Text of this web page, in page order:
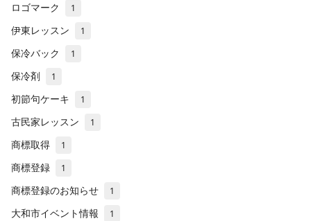
ロゴマーク 1
伊東レッスン 1
保冷バック 1
保冷剤 1
初節句ケーキ 1
古民家レッスン 1
商標取得 1
商標登録 1
商標登録のお知らせ 1
大和市イベント情報 1